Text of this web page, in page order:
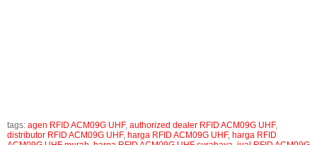
tags: agen RFID ACM09G UHF, authorized dealer RFID ACM09G UHF,
distributor RFID ACM09G UHF, harga RFID ACM09G UHF, harga RFID